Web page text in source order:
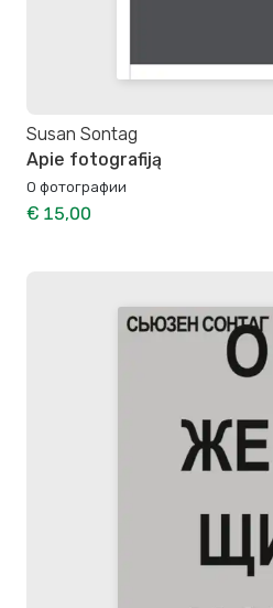
Susan Sontag
Apie fotografiją
О фотографии
€ 15,00